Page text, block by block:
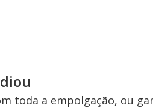
toda a empolgação, ou